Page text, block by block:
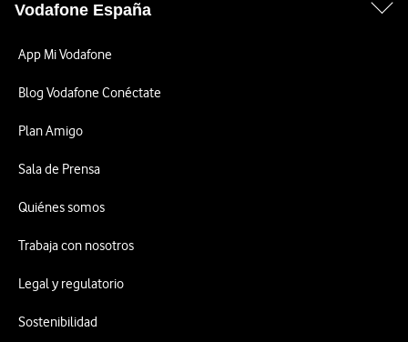
Vodafone España
App Mi Vodafone
Blog Vodafone Conéctate
Plan Amigo
Sala de Prensa
Quiénes somos
Trabaja con nosotros
Legal y regulatorio
Sostenibilidad